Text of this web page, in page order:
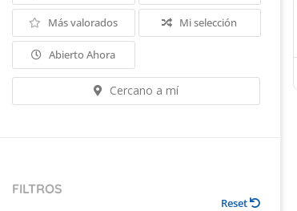
Más valorados Mi selección
Abierto Ahora
Cercano a mí
FILTROS
Reset